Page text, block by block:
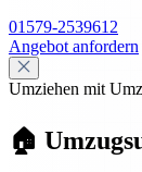
01579-2539612
Angebot anfordern
Umziehen mit
🏠